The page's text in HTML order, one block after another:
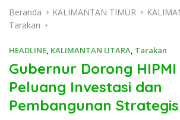
Beranda KALIMANTAN TIMUR
Tarakan
HEADLINE, KALIMANTAN UTARA, Tarakan
Gubernur Dorong
Peluang Investasi dan
Pembangunan Strategis